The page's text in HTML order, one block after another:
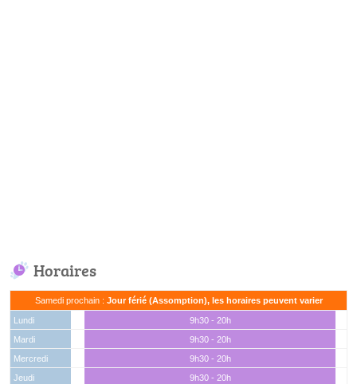
Horaires
Samedi prochain : Jour férié (Assomption), les horaires peuvent varier
Lundi
9h30 - 20h
Mardi
9h30 - 20h
Mercredi
9h30 - 20h
Jeudi
9h30 - 20h